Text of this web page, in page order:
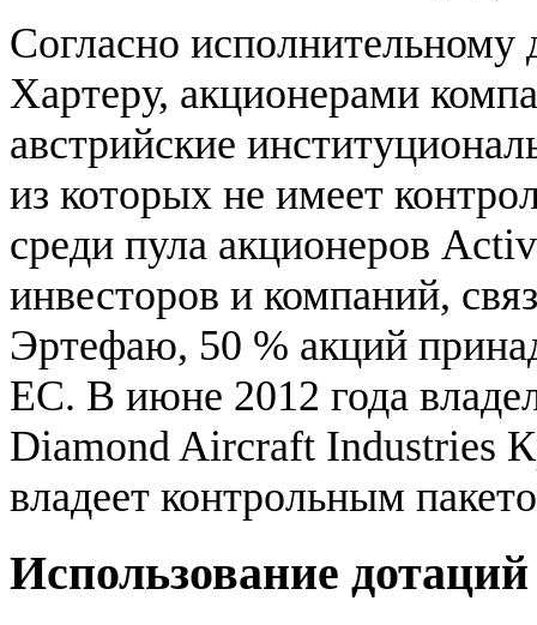
Согласно
Хартеру, акционерами
австрийские
из которых не имеет
среди пула акционеров
инвесторов и компаний,
Эртефаю, 50 % акций
ЕС. В июне 2012 года
Diamond Aircraft Industries
владеет контрольным
Использование